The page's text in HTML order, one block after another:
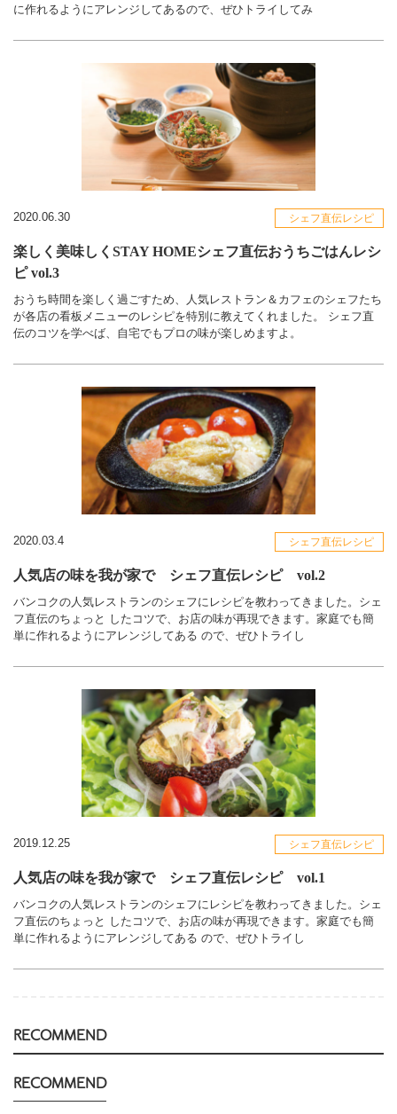
に作れるようにアレンジしてあるので、ぜひトライしてみ
2020.06.30 シェフ直伝レシピ
楽しく美味しくSTAY HOMEシェフ直伝おうちごはんレシ
ピ vol.3
おうち時間を楽しく過ごすため、人気レストラン＆カフェのシェフたち
が各店の看板メニューのレシピを特別に教えてくれました。 シェフ直
伝のコツを学べば、自宅でもプロの味が楽しめますよ。
2020.03.4 シェフ直伝レシピ
人気店の味を我が家で シェフ直伝レシピ vol.2
バンコクの人気レストランのシェフにレシピを教わってきました。シェ
フ直伝のちょっと したコツで、お店の味が再現できます。家庭でも簡
単に作れるようにアレンジしてある ので、ぜひトライし
2019.12.25 シェフ直伝レシピ
人気店の味を我が家で シェフ直伝レシピ vol.1
バンコクの人気レストランのシェフにレシピを教わってきました。シェ
フ直伝のちょっと したコツで、お店の味が再現できます。家庭でも簡
単に作れるようにアレンジしてある ので、ぜひトライし
RECOMMEND
RECOMMEND